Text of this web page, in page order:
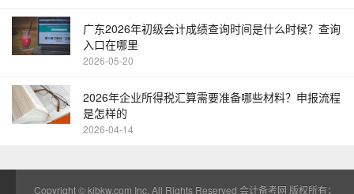
广东2026年初级会计成绩查询时间是什么时候？查询
入口在哪里
2026-05-20
2026年企业所得税汇算需要准备哪些材料？申报流程
是怎样的
2026-04-14
Copyright ©kjbkw.com Inc. All Rights Reserved 会计备考网 版权所有；